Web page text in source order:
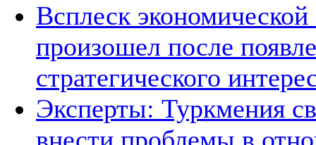
Всплеск
произошел после
стратегического
Эксперты: Туркмения